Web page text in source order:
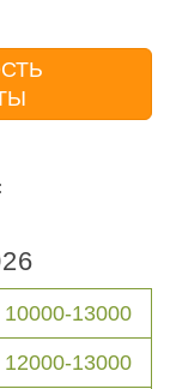
10000-13000
12000-13000